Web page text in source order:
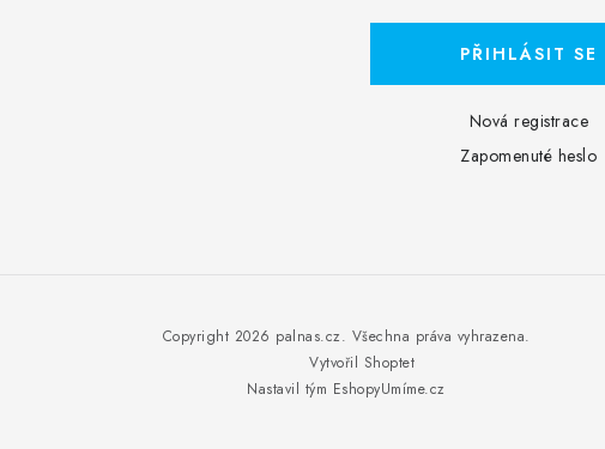
PŘIHLÁSIT SE
Nová registrace
Zapomenuté heslo
Vytvořil Shoptet
Nastavil tým EshopyUmíme.cz
Copyright 2026 palnas.cz. Všechna práva vyhrazena.